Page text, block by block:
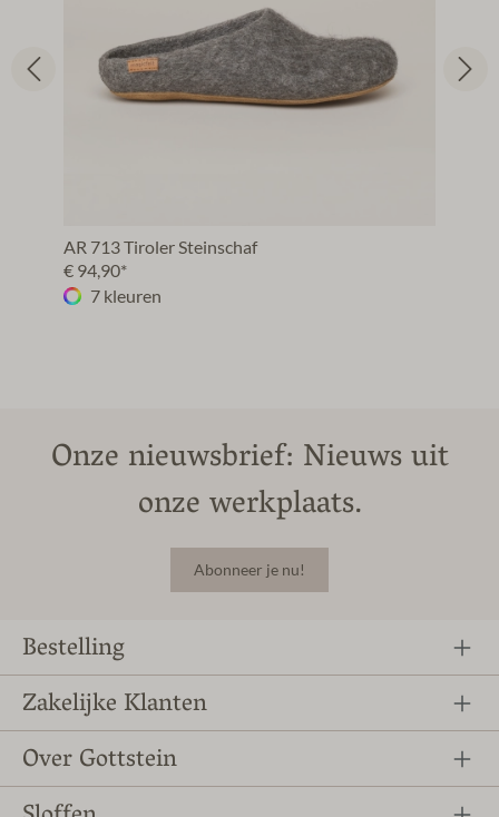
AR 713 Tiroler Steinschaf
€ 94,90*
7 kleuren
Onze nieuwsbrief: Nieuws uit
onze werkplaats.
Abonneer je nu!
Bestelling
Zakelijke Klanten
Over Gottstein